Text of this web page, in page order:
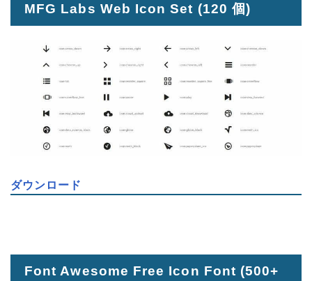
MFG Labs Web Icon Set (120 個)
ダウンロード
Font Awesome Free Icon Font (500+